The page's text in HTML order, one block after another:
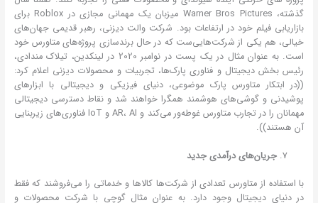
گذشته، Warner Bros Pictures میزبان یک مهمانی مجازی در Roblox برای
بازاریابی فیلم خود در ارتفاعات بود. شرکت والت دیزنی، رهبر قدیمی جهان‌های
خیالی، هم یکی از شرکت‌هایی‌ست که در حال برندسازی پروژه‌های متاورس خود
است. به عنوان مثال در یک پست در نوامبر 2020 در لینکدین، تیلاک مندادی،
رئیس بخش دیجیتال و فناوری پارک‌ها، تجربیات و محصولات دیزنی اعلام کرد:
((در ابتکار متاورس پارک موضوعی، دنیای فیزیکی و دیجیتالی با ابزارهای
پوشیدنی و گوشی‌های هوشمند همگرا خواهند شد و نقاط دسترسی دیجیتالی
مهمانان را در تجارب متاورس غوطه‌ور می‌کند و AR، AI و IoT فناوری‌های زیربنایی
آن هستند)).
جریان‌های درآمدی جدید
با استفاده از متاورس تعدادی از شرکت‌ها کالاها و خدماتی را می‌فروشند که فقط
در دنیای دیجیتال وجود دارد. به عنوان مثال گوچی با شرکت محصولات و